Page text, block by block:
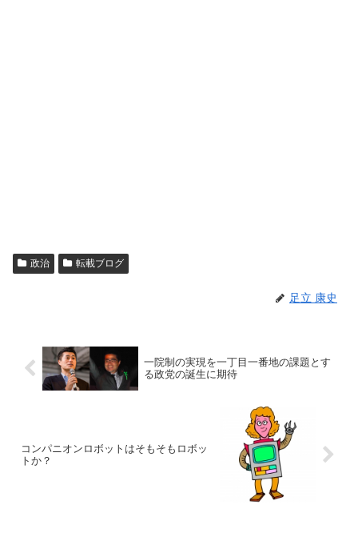
政治 転載ブログ
足立 康史
一院制の実現を一丁目一番地の課題とす
る政党の誕生に期待
コンパニオンロボットはそもそもロボッ
トか？